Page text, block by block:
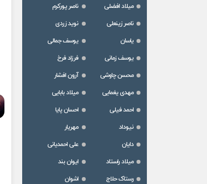
میلاد افضلی
ناصر پورکرم
ناصر زینعلی
نوید زردی
یاسان
یوسف جمالی
یوسف زمانی
فرزاد فرخ
محسن چاوشی
آرون افشار
مهدی یغمایی
میلاد بابایی
احمد فیلی
احسان پایا
نیوداد
مهریار
دایان
علی احمدیانی
میلاد راستاد
ایوان بند
رستاک حلاج
اشوان